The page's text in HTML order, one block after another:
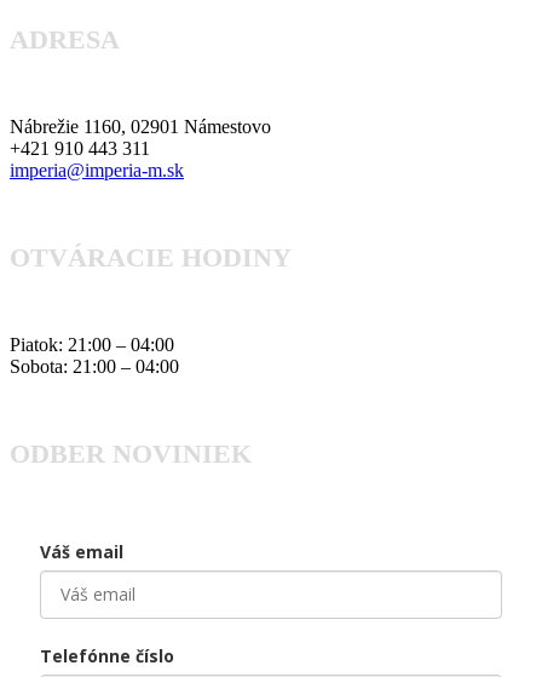
ADRESA
Nábrežie 1160, 02901 Námestovo
+421 910 443 311
imperia@imperia-m.sk
OTVÁRACIE HODINY
Piatok: 21:00 – 04:00
Sobota: 21:00 – 04:00
ODBER NOVINIEK
Váš email
Telefónne číslo